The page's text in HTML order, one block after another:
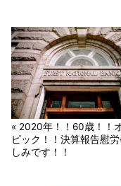
« 2020年！！60歳！！
ピック！！決算報告慰
しみです！！